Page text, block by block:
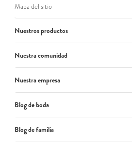
Mapa del sitio
Nuestros productos
Nuestra comunidad
Nuestra empresa
Blog de boda
Blog de familia